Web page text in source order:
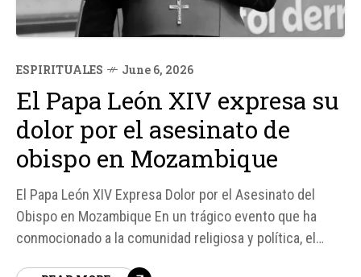
ESPIRITUALES June 6, 2026
El Papa León XIV expresa su
dolor por el asesinato de
obispo en Mozambique
El Papa León XIV Expresa Dolor por el Asesinato del
Obispo en Mozambique En un trágico evento que ha
conmocionado a la comunidad religiosa y política, el